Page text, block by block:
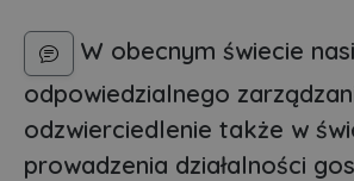
W obecnym świecie
odpowiedzialnego
odzwierciedlenie także w
prowadzenia działalności